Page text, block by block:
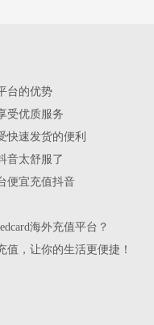
台的优势
受优质服务
快速发货的便利
音太舒服了
便宜充值抖音
海外充值平台？
值，让你的生活更便捷！